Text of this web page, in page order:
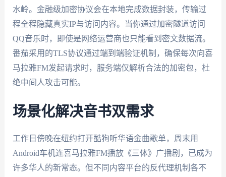
水岭。金融级加密协议会在本地完成数据封装，传输过
程全程隐藏真实IP与访问内容。当你通过加密隧道访问
QQ音乐时，即使是网络运营商也只能看到密文数据流。
番茄采用的TLS协议通过端到端验证机制，确保每次向喜
马拉雅FM发起请求时，服务端仅解析合法的加密包，杜
绝中间人攻击可能。
场景化解决音书双需求
工作日傍晚在纽约打开酷狗听华语金曲歌单，周末用
Android车机连喜马拉雅FM播放《三体》广播剧，已成为
许多华人的新常态。但不同内容平台的反代理机制各不